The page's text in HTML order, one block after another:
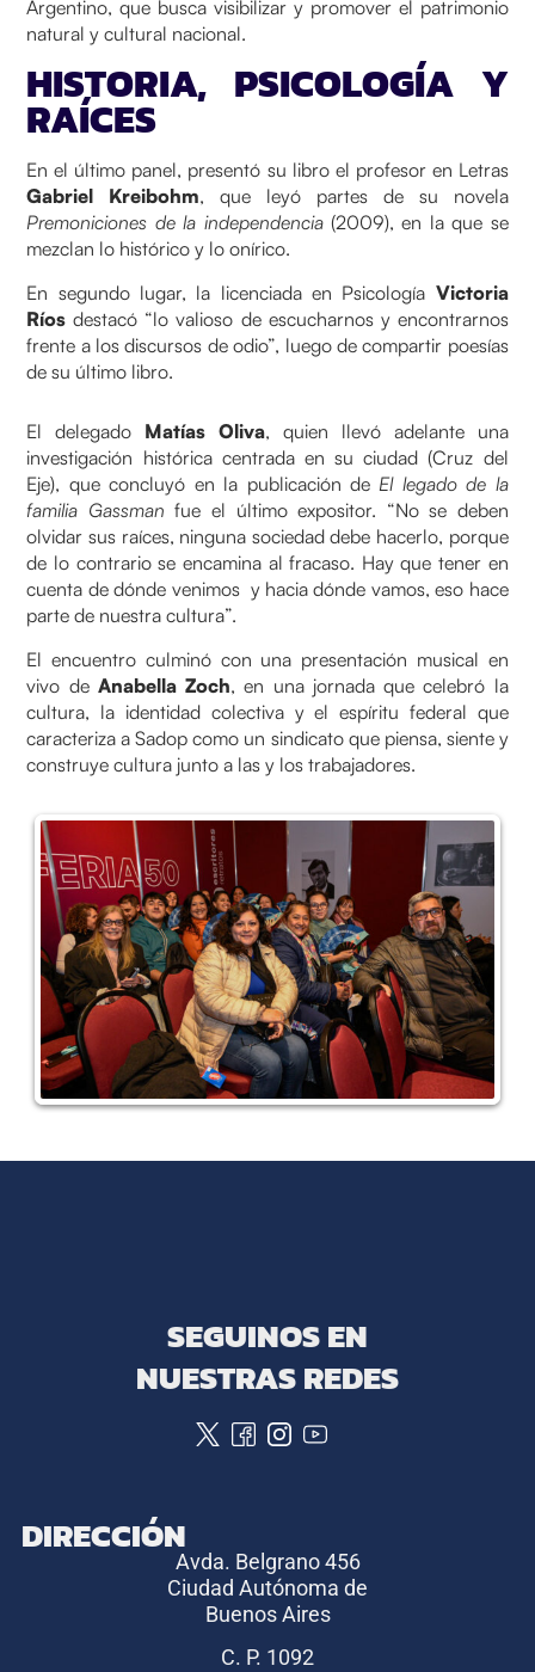
Argentino, que busca visibilizar y promover el patrimonio
natural y cultural nacional.
HISTORIA, PSICOLOGÍA Y
RAÍCES
En el último panel, presentó su libro el profesor en Letras
Gabriel Kreibohm, que leyó partes de su novela
Premoniciones de la independencia(2009), en la que se
mezclan lo histórico y lo onírico.
En segundo lugar, la licenciada en Psicología Victoria
Ríos destacó “lo valioso de escucharnos y encontrarnos
frente a los discursos de odio”, luego de compartir poesías
de su último libro.
El delegado Matías Oliva, quien llevó adelante una
investigación histórica centrada en su ciudad (Cruz del
Eje), que concluyó en la publicación deEl legado de la
familia Gassman fue el último expositor. “No se deben
olvidar sus raíces, ninguna sociedad debe hacerlo, porque
de lo contrario se encamina al fracaso. Hay que tener en
cuenta de dónde venimos y hacia dónde vamos, eso hace
parte de nuestra cultura”.
El encuentro culminó con una presentación musical en
vivo de Anabella Zoch, en una jornada que celebró la
cultura, la identidad colectiva y el espíritu federal que
caracteriza a Sadop como un sindicato que piensa, siente y
construye cultura junto a las y los trabajadores.
SEGUINOS EN
NUESTRAS REDES
DIRECCIÓN
Avda. Belgrano 456
Ciudad Autónoma de
Buenos Aires
C. P. 1092